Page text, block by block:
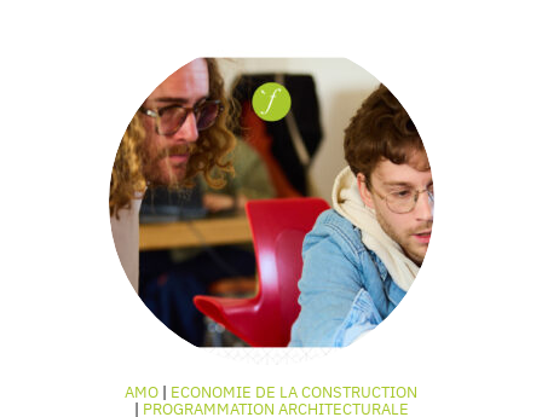
AMO
ECONOMIE DE LA CONSTRUCTION
PROGRAMMATION ARCHITECTURALE